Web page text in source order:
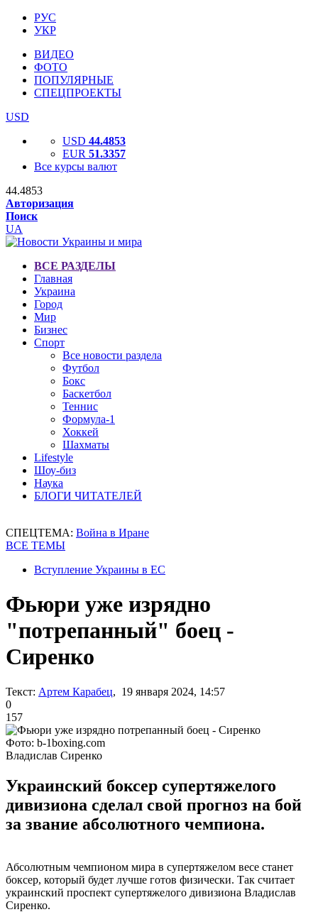
РУС
УКР
ВИДЕО
ФОТО
ПОПУЛЯРНЫЕ
СПЕЦПРОЕКТЫ
USD
USD 44.4853
EUR 51.3357
Все курсы валют
44.4853
Авторизация
Поиск
UA
ВСЕ РАЗДЕЛЫ
Главная
Украина
Город
Мир
Бизнес
Спорт
Все новости раздела
Футбол
Бокс
Баскетбол
Теннис
Формула-1
Хоккей
Шахматы
Lifestyle
Шоу-биз
Наука
БЛОГИ ЧИТАТЕЛЕЙ
СПЕЦТЕМА: Война в Иране
ВСЕ ТЕМЫ
Вступление Украины в ЕС
Фьюри уже изрядно
"потрепанный" боец -
Сиренко
Текст: Артем Карабец, 19 января 2024, 14:57
0
157
Фото: b-1boxing.com
Владислав Сиренко
Украинский боксер супертяжелого
дивизиона сделал свой прогноз на бой
за звание абсолютного чемпиона.
Абсолютным чемпионом мира в супертяжелом весе станет
боксер, который будет лучше готов физически. Так считает
украинский проспект супертяжелого дивизиона Владислав
Сиренко.